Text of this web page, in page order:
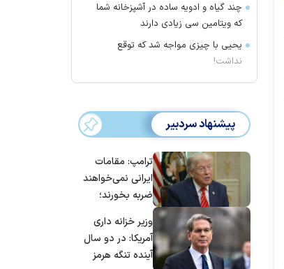
چند گیاه و ادویه ساده در آشپزخانه شما
که ویتامین سی زیادی دارند
یحیی با چیزی مواجه شد که توقع
نداشت!
پیشنهاد سردبیر
ترامپ: مقامات
ایرانی نمی‌خواهند
ضربه بخورند؛
توافق برسند
وزیر خزانه داری
آمریکا: در دو سال
آینده تنگه هرمز